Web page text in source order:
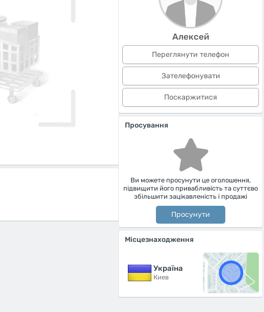
Алексей
Переглянути телефон
Зателефонувати
Поскаржитися
Просування
Ви можете просунути це оголошення,
підвищити його привабливість та суттєво
збільшити зацікавленість і продажі
Просунути
Місцезнаходження
Україна
Киев